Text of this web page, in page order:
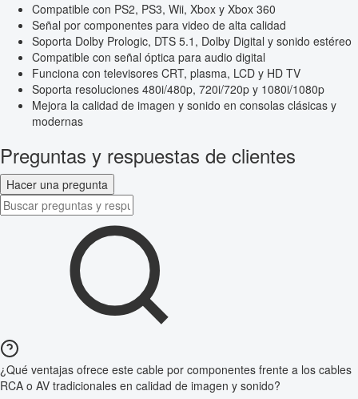
Compatible con PS2, PS3, Wii, Xbox y Xbox 360
Señal por componentes para video de alta calidad
Soporta Dolby Prologic, DTS 5.1, Dolby Digital y sonido estéreo
Compatible con señal óptica para audio digital
Funciona con televisores CRT, plasma, LCD y HD TV
Soporta resoluciones 480i/480p, 720i/720p y 1080i/1080p
Mejora la calidad de imagen y sonido en consolas clásicas y
modernas
Preguntas y respuestas de clientes
Hacer una pregunta
¿Qué ventajas ofrece este cable por componentes frente a los cables
RCA o AV tradicionales en calidad de imagen y sonido?